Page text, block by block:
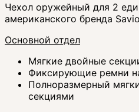
Чехол оружейный для 2
американского бренда
Основной отдел
Мягкие двойные
Фиксирующие ремни
Полноразмерный
секциями